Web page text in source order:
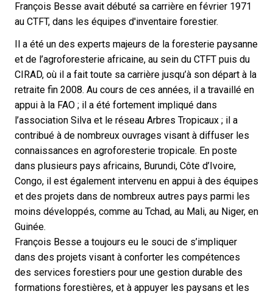
François Besse avait débuté sa carrière en février 1971
au CTFT, dans les équipes d'inventaire forestier.
Il a été un des experts majeurs de la foresterie paysanne
et de l’agroforesterie africaine, au sein du CTFT puis du
CIRAD, où il a fait toute sa carrière jusqu’à son départ à la
retraite fin 2008. Au cours de ces années, il a travaillé en
appui à la FAO ; il a été fortement impliqué dans
l’association Silva et le réseau Arbres Tropicaux ; il a
contribué à de nombreux ouvrages visant à diffuser les
connaissances en agroforesterie tropicale. En poste
dans plusieurs pays africains, Burundi, Côte d’Ivoire,
Congo, il est également intervenu en appui à des équipes
et des projets dans de nombreux autres pays parmi les
moins développés, comme au Tchad, au Mali, au Niger, en
Guinée.
François Besse a toujours eu le souci de s’impliquer
dans des projets visant à conforter les compétences
des services forestiers pour une gestion durable des
formations forestières, et à appuyer les paysans et les